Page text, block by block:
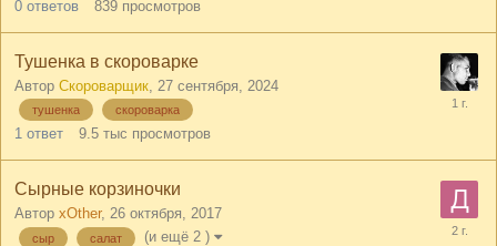
0 ответов 839 просмотров
Тушенка в скороварке
Автор Скороварщик, 27 сентября, 2024
тушенка скороварка
1 ответ 9.5 тыс просмотров
Сырные корзиночки
Автор xOther, 26 октября, 2017
сыр салат
(и ещё 2 )